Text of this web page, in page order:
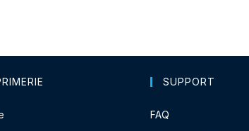
SUPPORT
FAQ